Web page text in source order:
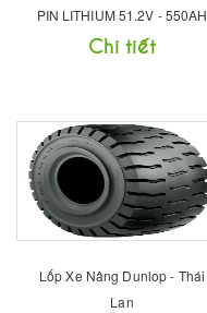
PIN LITHIUM 51.2V - 550AH
Chi tiết
Lốp Xe Nâng Dunlop - Thái
Lan